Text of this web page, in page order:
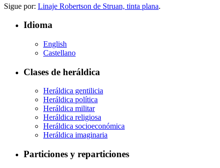
Sigue por: Linaje Robertson de Struan, tinta plana.
Idioma
English
Castellano
Clases de heráldica
Heráldica gentilicia
Heráldica política
Heráldica militar
Heráldica religiosa
Heráldica socioeconómica
Heráldica imaginaria
Particiones y reparticiones